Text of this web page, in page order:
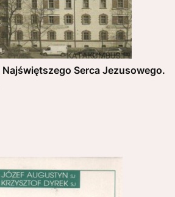
Najświętszego Serca Jezusowego.